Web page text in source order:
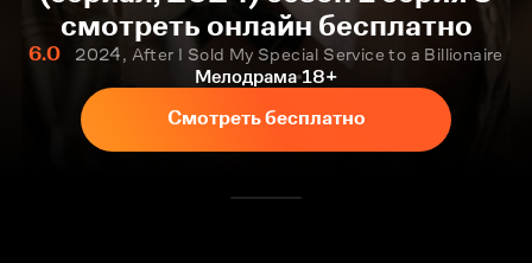
смотреть онлайн бесплатно
6.0
2024, After I Sold My Special Service to a Billionaire
Мелодрама 18+
Смотреть бесплатно